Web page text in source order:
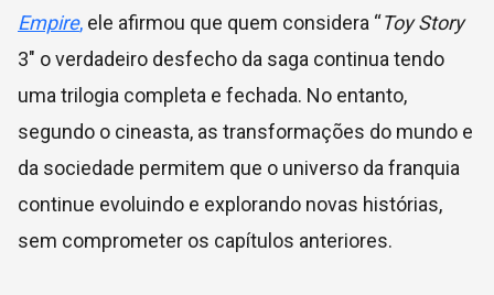
Empire, ele afirmou que quem considera “Toy Story
3" o verdadeiro desfecho da saga continua tendo
uma trilogia completa e fechada. No entanto,
segundo o cineasta, as transformações do mundo e
da sociedade permitem que o universo da franquia
continue evoluindo e explorando novas histórias,
sem comprometer os capítulos anteriores.